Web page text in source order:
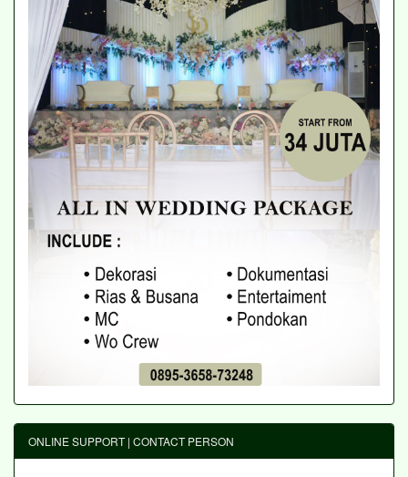
ONLINE SUPPORT | CONTACT PERSON